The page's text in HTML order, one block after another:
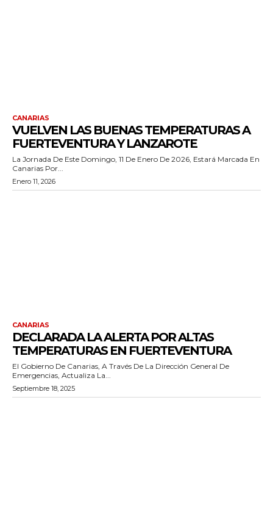
CANARIAS
VUELVEN LAS BUENAS TEMPERATURAS A
FUERTEVENTURA Y LANZAROTE
La Jornada De Este Domingo, 11 De Enero De 2026, Estará Marcada En
Canarias Por...
Enero 11, 2026
CANARIAS
DECLARADA LA ALERTA POR ALTAS
TEMPERATURAS EN FUERTEVENTURA
El Gobierno De Canarias, A Través De La Dirección General De
Emergencias, Actualiza La...
Septiembre 18, 2025